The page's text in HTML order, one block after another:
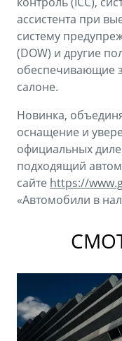
ассистента при
систему
(DOW) и другие
обеспечивающие
салоне.
Новинка,
оснащение и
официальных
подходящий
сайте https://
«Автомобили в